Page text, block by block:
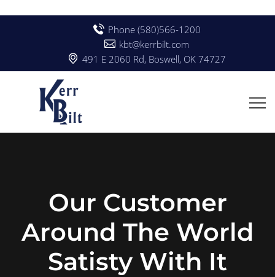
Phone (580)566-1200
kbt@kerrbilt.com
491 E 2060 Rd, Boswell, OK 74727
Our Customer
Around The World
Satisty With It